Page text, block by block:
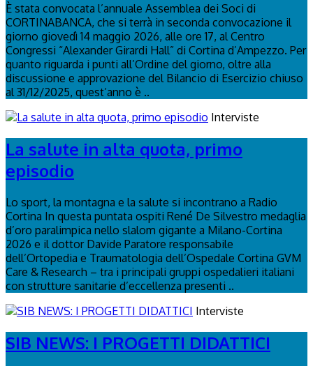
È stata convocata l’annuale Assemblea dei Soci di
CORTINABANCA, che si terrà in seconda convocazione il
giorno giovedì 14 maggio 2026, alle ore 17, al Centro
Congressi “Alexander Girardi Hall” di Cortina d’Ampezzo. Per
quanto riguarda i punti all’Ordine del giorno, oltre alla
discussione e approvazione del Bilancio di Esercizio chiuso
al 31/12/2025, quest’anno è ..
Interviste
La salute in alta quota, primo
episodio
Lo sport, la montagna e la salute si incontrano a Radio
Cortina In questa puntata ospiti René De Silvestro medaglia
d’oro paralimpica nello slalom gigante a Milano-Cortina
2026 e il dottor Davide Paratore responsabile
dell’Ortopedia e Traumatologia dell’Ospedale Cortina GVM
Care & Research – tra i principali gruppi ospedalieri italiani
con strutture sanitarie d’eccellenza presenti ..
Interviste
SIB NEWS: I PROGETTI DIDATTICI